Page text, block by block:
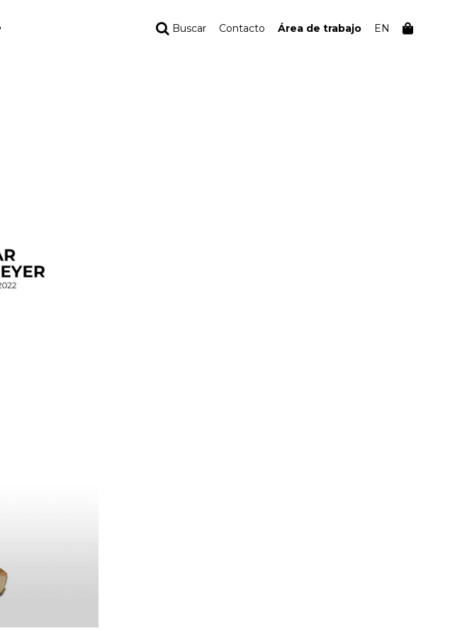
Buscar Contacto Área de trabajo EN